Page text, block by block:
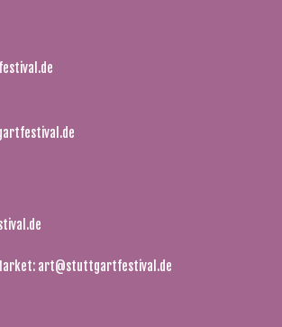
art@stuttgartfestival.de